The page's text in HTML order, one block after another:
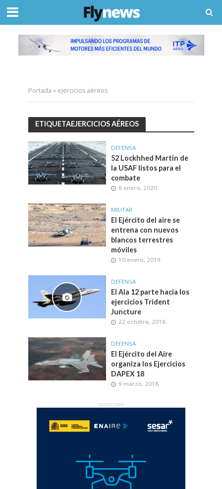
Portada » ejercicios aéreos
ETIQUETAEJERCICIOS AÉREOS
DEFENSA
52 Lockhhed Martin de
la USAF listos para el
combate
8 enero, 2020
MILITAR
El Ejército del aire se
entrena con nuevos
blancos terrestres
móviles
10 enero, 2019
DEFENSA
El Ala 12 parte hacia los
ejercicios Trident
Juncture
22 octubre, 2018
DEFENSA
El Ejército del Aire
organiza los Ejercicios
DAPEX 18
9 marzo, 2018